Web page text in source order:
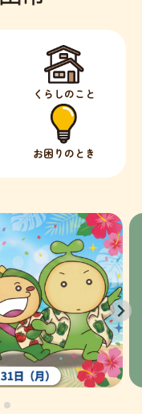
くらしのこと
お困りのとき